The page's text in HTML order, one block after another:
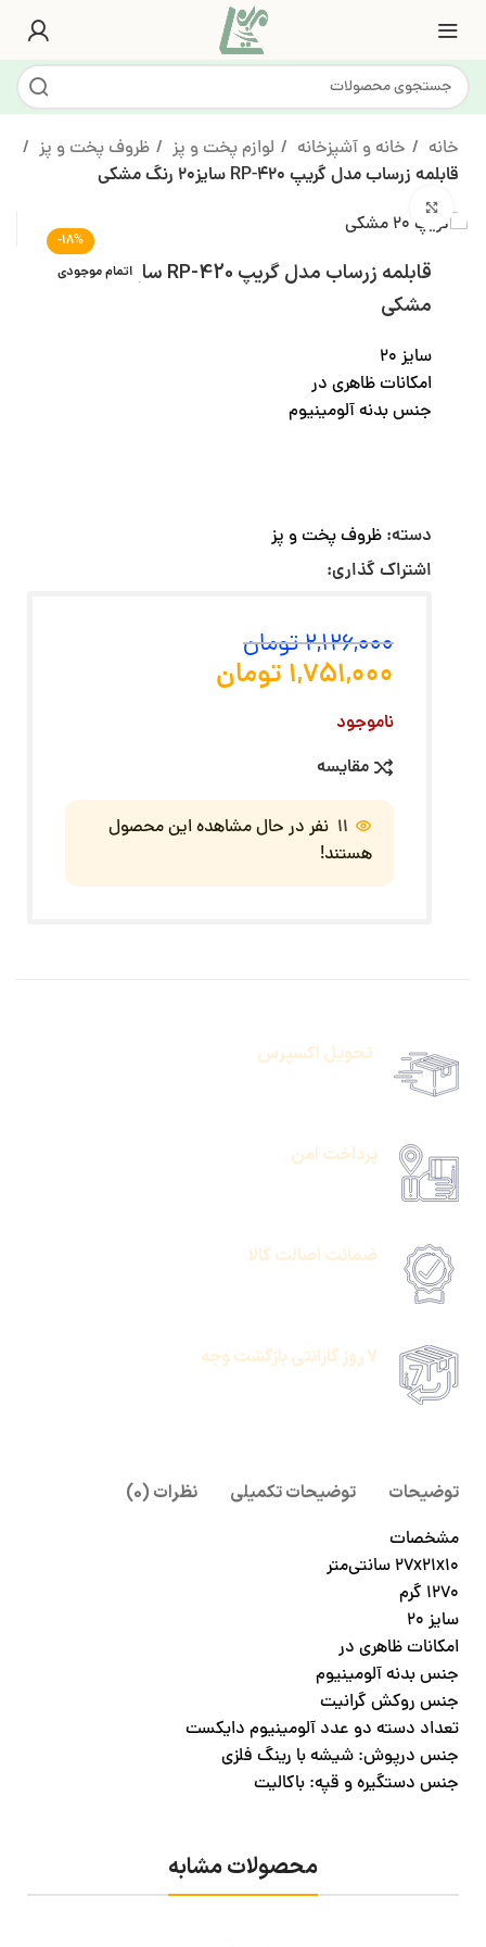
خانه خانه و آشپزخانه لوازم پخت و پز
ظروف پخت و پز
قابلمه زرساب مدل گریپ RP-420 سایز20 رنگ مشکی
-18%
اتمام موجودی
قابلمه زرساب مدل گریپ RP-420 سایز20 رنگ
مشکی
سایز ۲۰
امکانات ظاهری در
جنس بدنه آلومینیوم
دسته: ظروف پخت و پز
اشتراک گذاری:
2,126,000تومان
1,751,000 تومان
ناموجود
مقایسه
11 نفر در حال مشاهده این محصول
هستند!
تحویل اکسپرس
پرداخت امن
ضمانت اصالت کالا
7 روز گارانتی بازگشت وجه
توضیحات توضیحات تکمیلی
نظرات (0)
مشخصات
۲۷x۲۱x۱۰ سانتی‌متر
۱۲۷۰ گرم
سایز ۲۰
امکانات ظاهری در
جنس بدنه آلومینیوم
جنس روکش گرانیت
تعداد دسته دو عدد آلومینیوم دایکست
جنس درپوش: شیشه با رینگ فلزی
جنس دستگیره و قپه: باکالیت
محصولات مشابه